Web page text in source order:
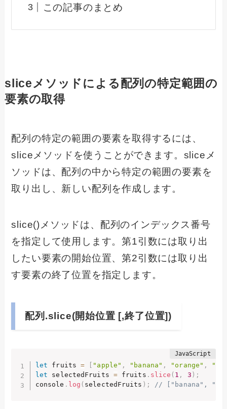
この記事のまとめ
sliceメソッドによる配列の特定範囲の
要素の取得
配列の特定の範囲の要素を取得するには、
sliceメソッドを使うことができます。sliceメ
ソッドは、配列の中から特定の範囲の要素を
取り出し、新しい配列を作成します。
slice()メソッドは、配列のインデックス番号
を指定して使用します。第1引数には取り出
したい要素の開始位置、第2引数には取り出
す要素の終了位置を指定します。
配列.slice(開始位置 [,終了位置])
let fruits = "apple" , "banana" , "orange" ,
let selectedFruits = fruits . slice ( 1 , 3 ) ;
console . log ( selectedFruits ) ; // ["banana",